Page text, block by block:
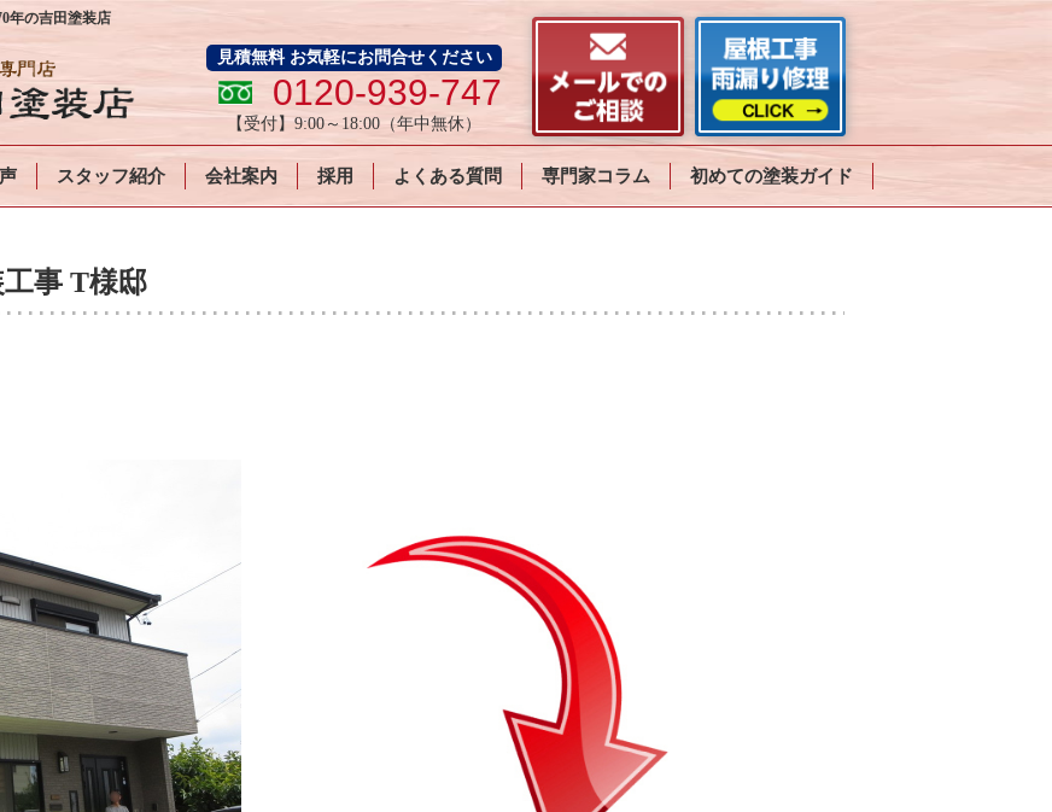
年の吉田塗装店
見積無料 お気軽にお問合せください
0120-939-747
【受付】9:00～18:00 （年中無休）
スタッフ紹介 会社案内 採用 よくある質問 専門家コラム 初めての塗装ガイド
事 T様邸